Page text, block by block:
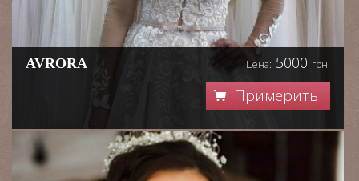
AVRORA Цена: 5000 грн.
Примерить